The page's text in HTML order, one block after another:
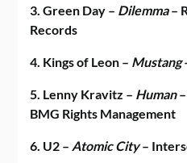
3. Green Day – Dilemma–
Records
4. Kings of Leon – Mustang
5. Lenny Kravitz – Human–
BMG Rights Management
6. U2 – Atomic City–